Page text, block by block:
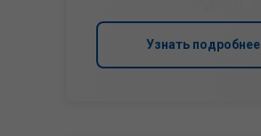
Узнать подробнее